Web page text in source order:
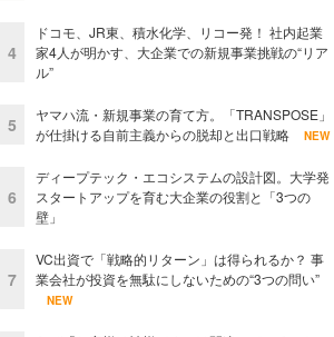
4
ドコモ、JR東、積水化学、リコー発！ 社内起業
家4人が明かす、大企業での新規事業挑戦の“リア
ル”
5
ヤマハ流・新規事業の育て方。「TRANSPOSE」
が仕掛ける自前主義からの脱却と出口戦略
NEW
6
ディープテック・エコシステムの設計図。大学発
スタートアップを育む大企業の役割と「3つの
壁」
7
VC出資で「戦略的リターン」は得られるか？ 事
業会社が投資を無駄にしないための“3つの問い”
NEW